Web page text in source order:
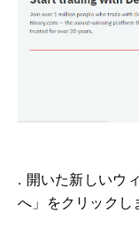
. 開いた新しいウ
へ」をクリックし